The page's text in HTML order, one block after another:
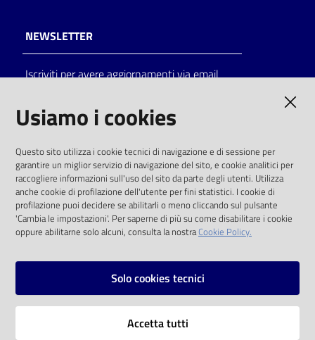
NEWSLETTER
Iscriviti per avere aggiornamenti via email
solo alle condizioni previste dalla direttiva
comunitaria 2003/98/CE e dal d.lgs. 36/2006
SOCIAL
Instagram
Vai alla pagina
Usiamo i cookies
Questo sito utilizza i cookie tecnici di navigazione e di sessione per
garantire un miglior servizio di navigazione del sito, e cookie analitici per
raccogliere informazioni sull'uso del sito da parte degli utenti. Utilizza
anche cookie di profilazione dell'utente per fini statistici. I cookie di
profilazione puoi decidere se abilitarli o meno cliccando sul pulsante
'Cambia le impostazioni'. Per saperne di più su come disabilitare i cookie
oppure abilitarne solo alcuni, consulta la nostraCookie Policy.
Solo cookies tecnici
Accetta tutti